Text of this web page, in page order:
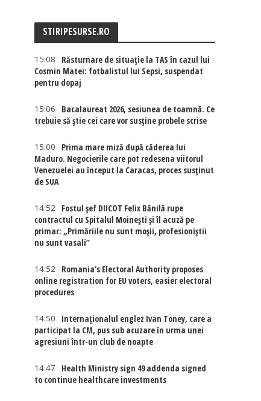
STIRIPESURSE.RO
15:08
Răsturnare de situație la TAS în cazul lui
Cosmin Matei: fotbalistul lui Sepsi, suspendat
pentru dopaj
15:06
Bacalaureat 2026, sesiunea de toamnă. Ce
trebuie să știe cei care vor susține probele scrise
15:00
Prima mare miză după căderea lui
Maduro. Negocierile care pot redesena viitorul
Venezuelei au început la Caracas, proces susținut
de SUA
14:52
Fostul șef DIICOT Felix Bănilă rupe
contractul cu Spitalul Moinești și îl acuză pe
primar: „Primăriile nu sunt moșii, profesioniștii
nu sunt vasali”
14:52
Romania's Electoral Authority proposes
online registration for EU voters, easier electoral
procedures
14:50
Internaţionalul englez Ivan Toney, care a
participat la CM, pus sub acuzare în urma unei
agresiuni într-un club de noapte
14:47
Health Ministry sign 49 addenda signed
to continue healthcare investments